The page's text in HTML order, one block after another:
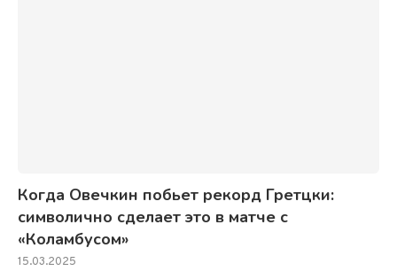
Когда Овечкин побьет рекорд Гретцки:
символично сделает это в матче с
«Коламбусом»
15.03.2025